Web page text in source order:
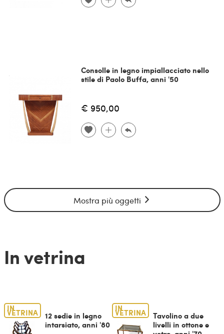
Consolle in legno impiallacciato nello
stile di Paolo Buffa, anni '50
€ 950,00
Mostra più oggetti
In vetrina
IN
VETRINA
12 sedie in legno
intarsiato, anni '80
IN
VETRINA
Tavolino a due
livelli in ottone e